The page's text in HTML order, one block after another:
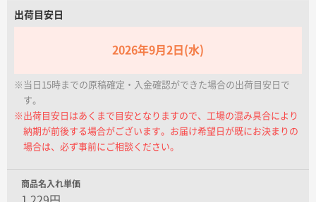
出荷目安日
2026年9月2日(水)
※当日15時までの原稿確定・入金確認ができた場合の出荷目安日で
す。
※出荷目安日はあくまで目安となりますので、工場の混み具合により
納期が前後する場合がございます。お届け希望日が既にお決まりの
場合は、必ず事前にご相談ください。
商品名入れ単価